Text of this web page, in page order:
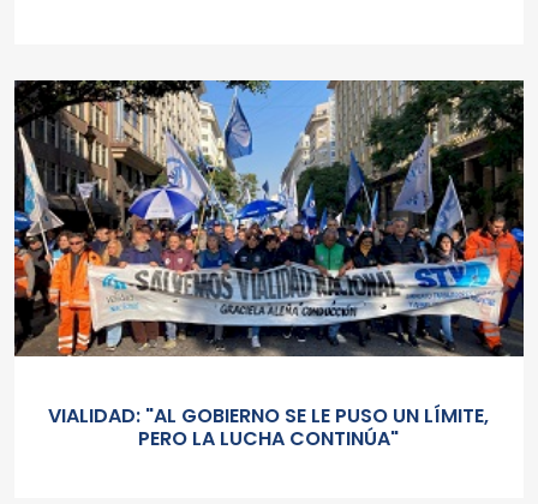
VIALIDAD: "AL GOBIERNO SE LE PUSO UN LÍMITE,
PERO LA LUCHA CONTINÚA"